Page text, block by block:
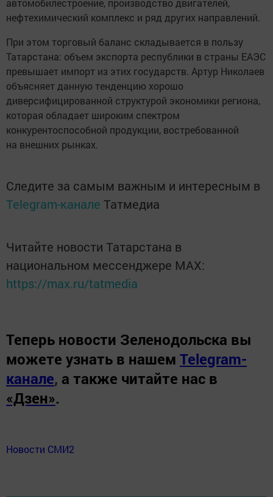
автомобилестроение, производство двигателей,
нефтехимический комплекс и ряд других направлений.
При этом торговый баланс складывается в пользу
Татарстана: объем экспорта республики в страны ЕАЭС
превышает импорт из этих государств. Артур Николаев
объясняет данную тенденцию хорошо
диверсифицированной структурой экономики региона,
которая обладает широким спектром
конкурентоспособной продукции, востребованной
на внешних рынках.
Следите за самым важным и интересным в
Telegram-канале Татмедиа
Читайте новости Татарстана в
национальном мессенджере MАХ:
https://max.ru/tatmedia
Теперь новости Зеленодольска вы
можете узнать в нашем Telegram-
канале, а также читайте нас в
«Дзен».
Новости СМИ2